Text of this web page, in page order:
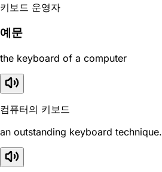
키보드 운영자
예문
the keyboard of a computer
컴퓨터의 키보드
an outstanding keyboard technique.